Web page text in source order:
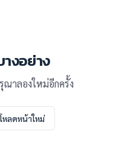
งอย่าง
ณาลองใหม่อีกครั้ง
โหลดหน้าใหม่